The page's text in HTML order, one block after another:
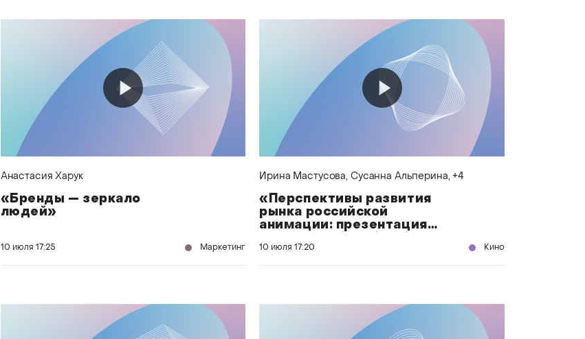
Анастасия Харук
«Бренды — зеркало
людей»
10 июля 17:25 Маркетинг
Ирина Мастусова, Сусанна Альперина, +4
«Перспективы развития
рынка российской
анимации: презентация
Studio»
10 июля 17:20 Кино